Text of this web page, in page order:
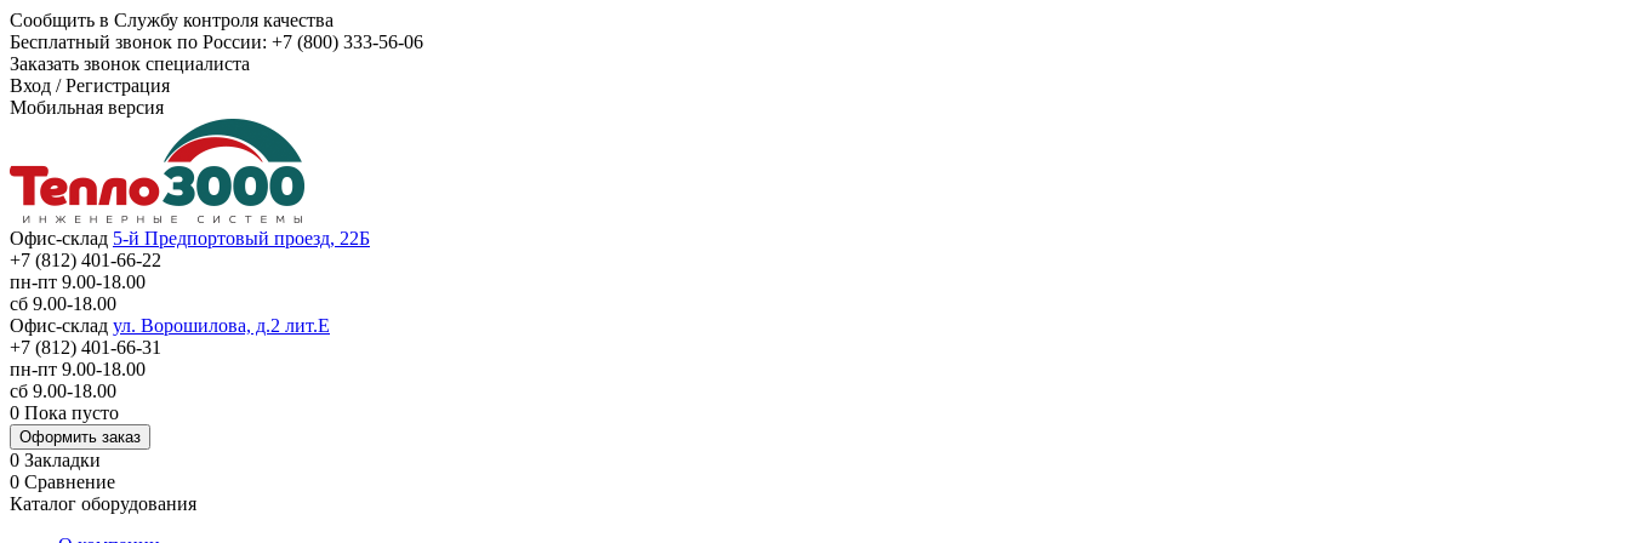
Сообщить в Службу контроля качества
Бесплатный звонок по России: +7 (800) 333-56-06
Заказать звонок специалиста
Вход /Регистрация
Мобильная версия
Офис-склад 5-й Предпортовый проезд, 22Б
+7 (812) 401-66-22
пн-пт 9.00-18.00
сб 9.00-18.00
Офис-склад ул. Ворошилова, д.2 лит.Е
+7 (812) 401-66-31
пн-пт 9.00-18.00
сб 9.00-18.00
0 Пока пусто
Оформить заказ
0 Закладки
0 Сравнение
Каталог оборудования